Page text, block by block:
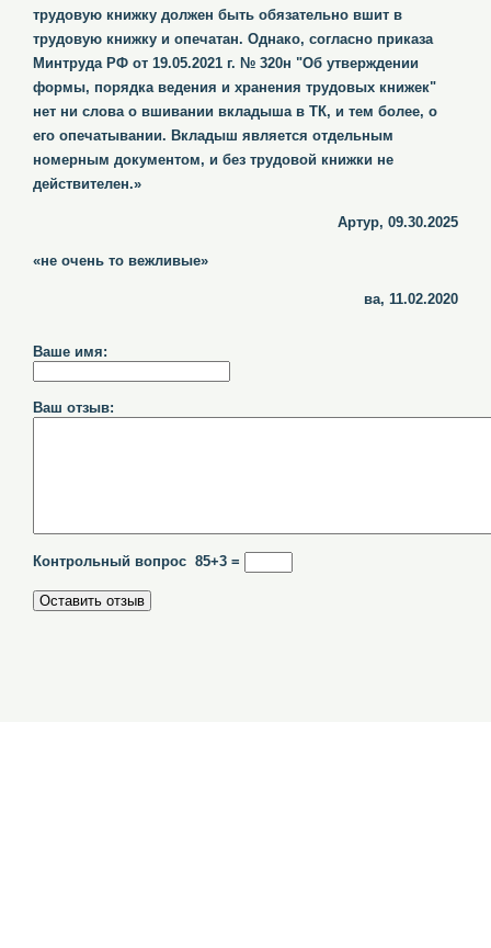
трудовую книжку должен быть обязательно вшит в
трудовую книжку и опечатан. Однако, согласно приказа
Минтруда РФ от 19.05.2021 г. № 320н "Об утверждении
формы, порядка ведения и хранения трудовых книжек"
нет ни слова о вшивании вкладыша в ТК, и тем более, о
его опечатывании. Вкладыш является отдельным
номерным документом, и без трудовой книжки не
действителен.»
Артур, 09.30.2025
«не очень то вежливые»
ва, 11.02.2020
Ваше имя:
Ваш отзыв:
Контрольный вопрос 85+3 =